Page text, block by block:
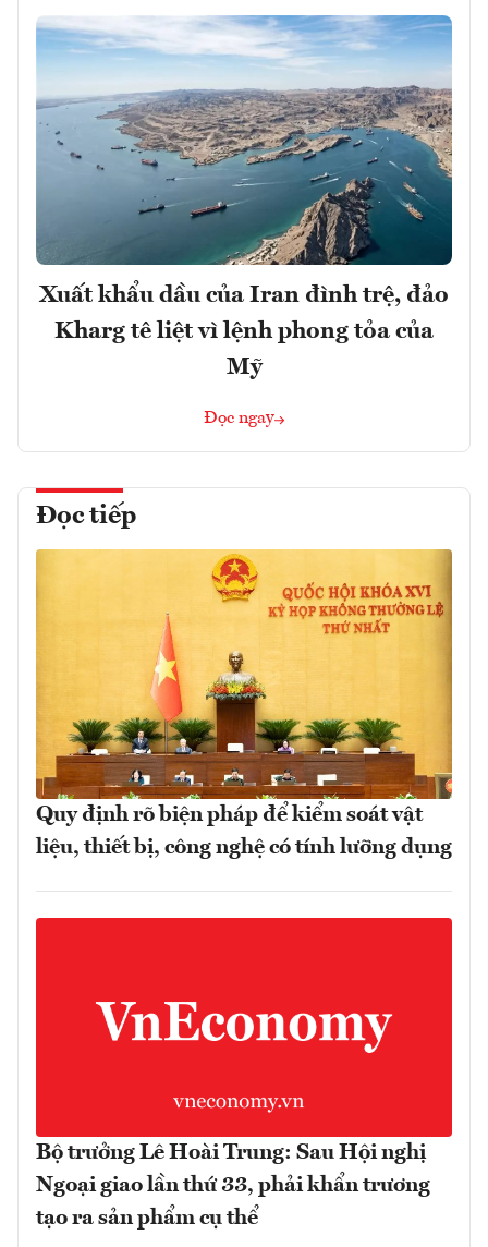
Xuất khẩu dầu của Iran đình trệ, đảo
Kharg tê liệt vì lệnh phong tỏa của
Mỹ
Đọc ngay
Đọc tiếp
Quy định rõ biện pháp để kiểm soát vật
liệu, thiết bị, công nghệ có tính lưỡng dụng
Bộ trưởng Lê Hoài Trung: Sau Hội nghị
Ngoại giao lần thứ 33, phải khẩn trương
tạo ra sản phẩm cụ thể